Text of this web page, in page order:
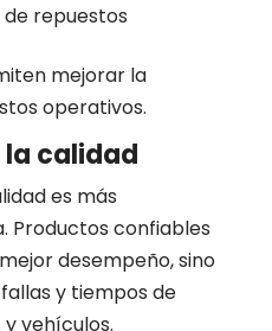
repuestos
mejorar la
operativos.
calidad
es más
Productos confiables
desempeño, sino
y tiempos de
vehículos.